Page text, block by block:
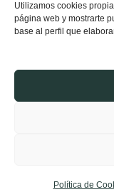
Utilizamos cookies
página web y mostrarte
base al perfil que
Política de